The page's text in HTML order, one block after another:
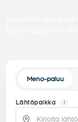
Meno-paluu
Lähtöpaikka i